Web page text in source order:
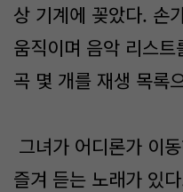
상 기계에 꽂았다. 손
움직이며 음악 리스
곡 몇 개를 재생 목록
그녀가 어디론가 이
즐겨 듣는 노래가 있